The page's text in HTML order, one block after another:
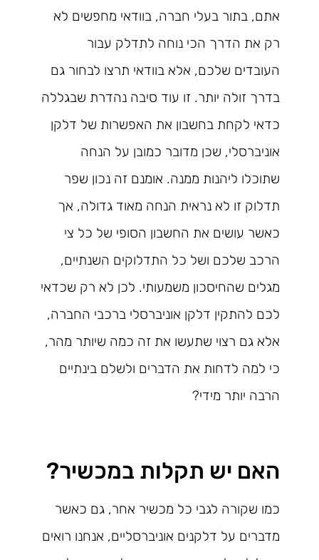
אתם, בתור בעלי חברה, בוודאי מחפשים לא
רק את הדרך הכי נוחה לתדלק עבור
העובדים שלכם, אלא בוודאי תרצו לבחור גם
בדרך זולה יותר. זו עוד סיבה נהדרת שבגללה
כדאי לקחת בחשבון את האפשרות של דלקן
אוניברסלי, שכן מדובר כמובן על הנחה
שתוכלו ליהנות ממנה. אומנם זה נכון שפר
תדלוק זו לא נראית הנחה מאוד גדולה, אך
כאשר עושים את החשבון הסופי של כל צי
הרכב שלכם ושל כל התדלוקים השנתיים,
מגלים שהחיסכון משמעותי. לכן לא רק שכדאי
לכם להתקין דלקן אוניברסלי ברכבי החברה,
אלא גם רצוי שתעשו את זה כמה שיותר מהר,
כי למה לדחות את הדברים ולשלם בינתיים
הרבה יותר מידי?
האם יש תקלות במכשיר?
כמו שקורה לגבי כל מכשיר אחר, גם כאשר
מדברים על דלקנים אוניברסליים, אנחנו רואים